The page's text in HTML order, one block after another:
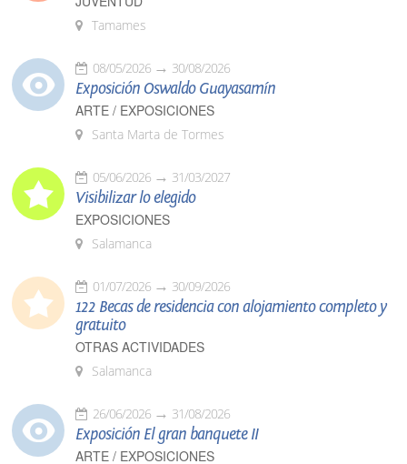
Tamames
08/05/2026 30/08/2026
Exposición Oswaldo Guayasamín
ARTE / EXPOSICIONES
Santa Marta de Tormes
05/06/2026 31/03/2027
Visibilizar lo elegido
EXPOSICIONES
Salamanca
01/07/2026 30/09/2026
122 Becas de residencia con alojamiento completo y
gratuito
OTRAS ACTIVIDADES
Salamanca
26/06/2026 31/08/2026
Exposición El gran banquete II
ARTE / EXPOSICIONES